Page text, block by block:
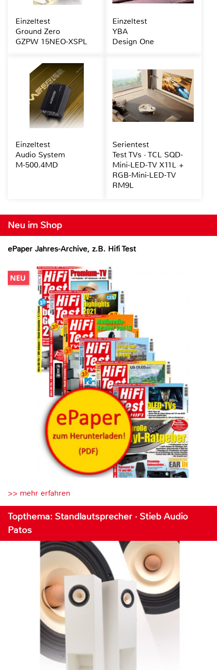
Neu im Shop
ePaper Jahres-Archive, z.B. Hifi Test
>> mehr erfahren
Topthema: Standlautsprecher · Stieb Audio
Patos
Einzeltest
Ground Zero
GZPW 15NEO-XSPL
Einzeltest
YBA
Design One
Einzeltest
Audio System
M-500.4MD
Serientest
Test TVs · TCL SQD-
Mini-LED-TV X11L +
RGB-Mini-LED-TV
RM9L